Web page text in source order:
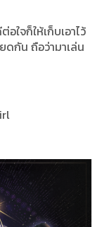
ใจก็ให้เก็บเอาไว้
ดกัน ถือว่ามาเล่น